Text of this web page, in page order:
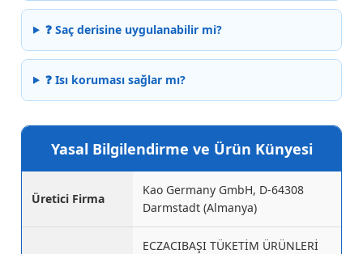
❓ Saç derisine uygulanabilir mi?
❓ Isı koruması sağlar mı?
Yasal Bilgilendirme ve Ürün Künyesi
Üretici Firma
Kao Germany GmbH, D-64308
Darmstadt (Almanya)
ECZACIBAŞI TÜKETİM ÜRÜNLERİ